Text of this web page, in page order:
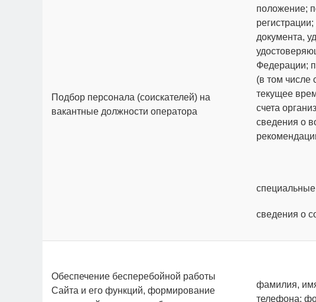
Подбор персонала (соискателей) на
вакантные должности оператора
положение;
документа,
Федерации;
(в том числе
текущее
счета
сведения о
специальные
сведения о
Обеспечение бесперебойной работы
Сайта и его функций, формирование
фамилия,
телефона;